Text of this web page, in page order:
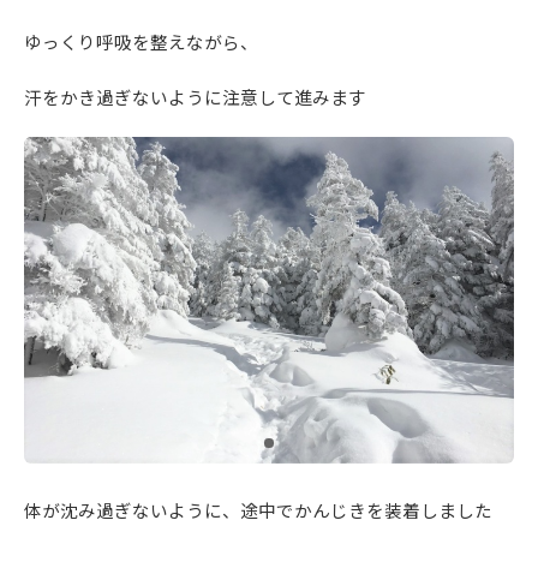
ゆっくり呼吸を整えながら、
汗をかき過ぎないように注意して進みます
体が沈み過ぎないように、途中でかんじきを装着しました